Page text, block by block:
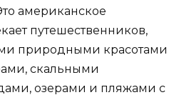
американское
путешественников,
природными красотами
скальными
озерами и пляжами с